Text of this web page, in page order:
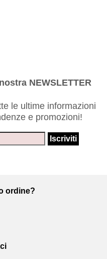
NEWSLETTER
le ultime informazioni
e promozioni!
ordine?